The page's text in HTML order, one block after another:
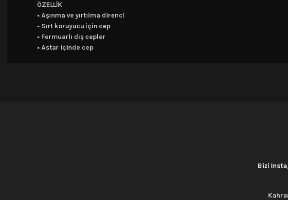
ÖZELLİK
• Aşınma ve yırtılma direnci
• Sırt koruyucu için cep
• Fermuarlı dış cepler
• Astar içinde cep
Bizi